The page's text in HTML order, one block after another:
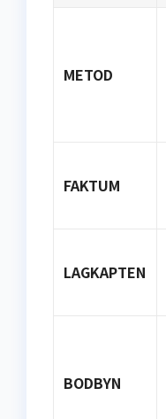
METOD
FAKTUM
LAGKAPTEN
BODBYN